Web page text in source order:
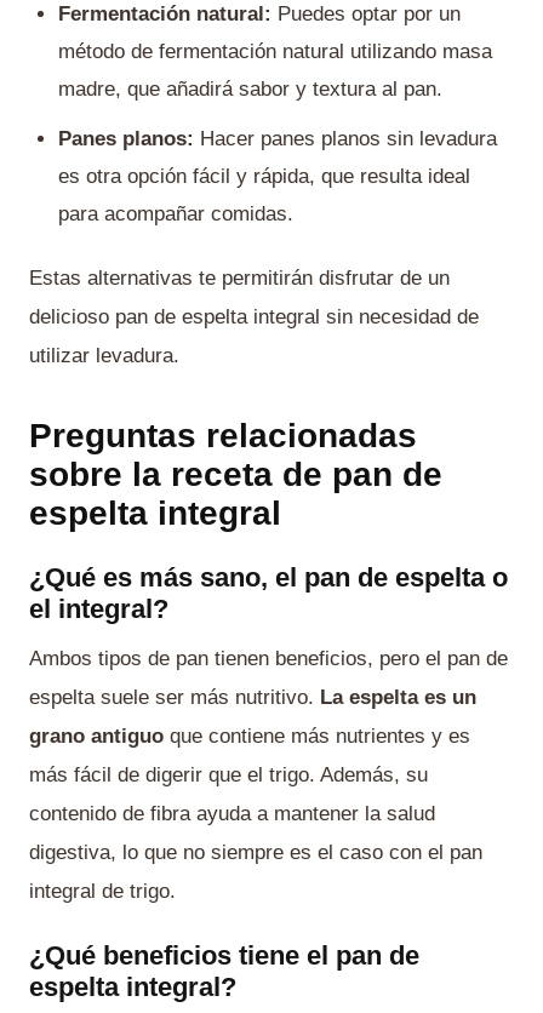
Fermentación natural: Puedes optar por un
método de fermentación natural utilizando masa
madre, que añadirá sabor y textura al pan.
Panes planos: Hacer panes planos sin levadura
es otra opción fácil y rápida, que resulta ideal
para acompañar comidas.
Estas alternativas te permitirán disfrutar de un
delicioso pan de espelta integral sin necesidad de
utilizar levadura.
Preguntas relacionadas
sobre la receta de pan de
espelta integral
¿Qué es más sano, el pan de espelta o
el integral?
Ambos tipos de pan tienen beneficios, pero el pan de
espelta suele ser más nutritivo. La espelta es un
grano antiguo que contiene más nutrientes y es
más fácil de digerir que el trigo. Además, su
contenido de fibra ayuda a mantener la salud
digestiva, lo que no siempre es el caso con el pan
integral de trigo.
¿Qué beneficios tiene el pan de
espelta integral?